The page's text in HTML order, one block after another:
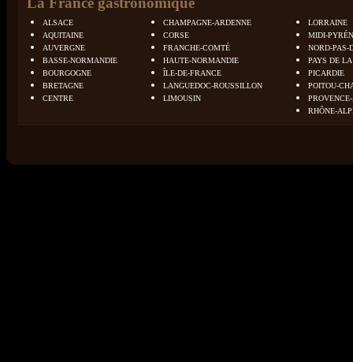
ALSACE
AQUITAINE
AUVERGNE
BASSE-NORMANDIE
BOURGOGNE
BRETAGNE
CENTRE
CHAMPAGNE-ARDENNE
CORSE
FRANCHE-COMTÉ
HAUTE-NORMANDIE
ÎLE-DE-FRANCE
LANGUEDOC-ROUSSILLON
LIMOUSIN
LORRAINE
MIDI-
NORD-PAS-
PAYS DE
PICARDIE
POITOU-
RHÔNE-